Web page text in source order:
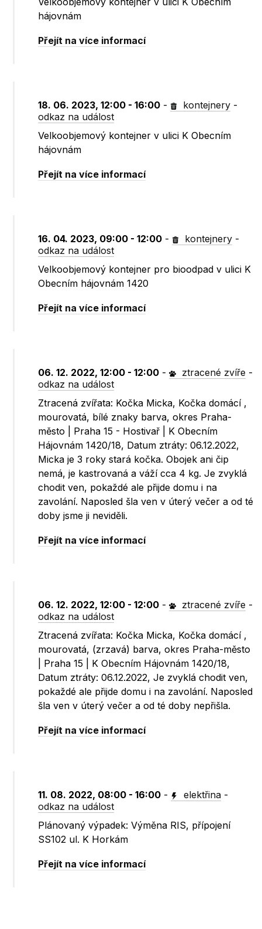
hájovnám
Přejít na více informací
18. 06. 2023, 12:00 - 16:00 - kontejnery -
odkaz na událost
Velkoobjemový kontejner v ulici K Obecním
hájovnám
Přejít na více informací
16. 04. 2023, 09:00 - 12:00 - kontejnery -
odkaz na událost
Velkoobjemový kontejner pro bioodpad v ulici K
Obecním hájovnám 1420
Přejít na více informací
06. 12. 2022, 12:00 - 12:00 - ztracené zvíře -
odkaz na událost
Ztracená zvířata: Kočka Micka, Kočka domácí ,
mourovatá, bílé znaky barva, okres Praha-
město | Praha 15 - Hostivař | K Obecním
Hájovnám 1420/18, Datum ztráty: 06.12.2022,
Micka je 3 roky stará kočka. Obojek ani čip
nemá, je kastrovaná a váží cca 4 kg. Je zvyklá
chodit ven, pokaždé ale přijde domu i na
zavolání. Naposled šla ven v úterý večer a od té
doby jsme ji neviděli.
Přejít na více informací
06. 12. 2022, 12:00 - 12:00 - ztracené zvíře -
odkaz na událost
Ztracená zvířata: Kočka Micka, Kočka domácí ,
mourovatá, (zrzavá) barva, okres Praha-město
| Praha 15 | K Obecním Hájovnám 1420/18,
Datum ztráty: 06.12.2022, Je zvyklá chodit ven,
pokaždé ale přijde domu i na zavolání. Naposled
šla ven v úterý večer a od té doby nepřišla.
Přejít na více informací
11. 08. 2022, 08:00 - 16:00 - elektřina -
odkaz na událost
Plánovaný výpadek: Výměna RIS, přípojení
SS102 ul. K Horkám
Přejít na více informací